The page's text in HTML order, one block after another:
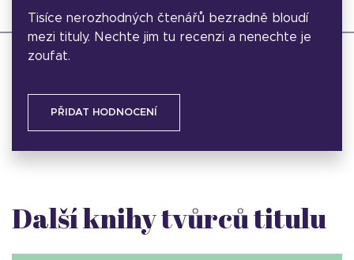
Tisíce nerozhodných čtenářů bezradně bloudí
mezi tituly. Nechte jim tu recenzi a nenechte je
zoufat.
PŘIDAT HODNOCENÍ
Další knihy tvůrců titulu